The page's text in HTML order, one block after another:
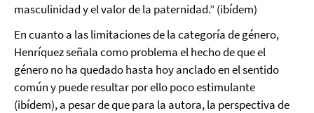
masculinidad y el valor de la paternidad.” (ibídem)
En cuanto a las limitaciones de la categoría de género,
Henríquez señala como problema el hecho de que el
género no ha quedado hasta hoy anclado en el sentido
común y puede resultar por ello poco estimulante
(ibídem), a pesar de que para la autora, la perspectiva de